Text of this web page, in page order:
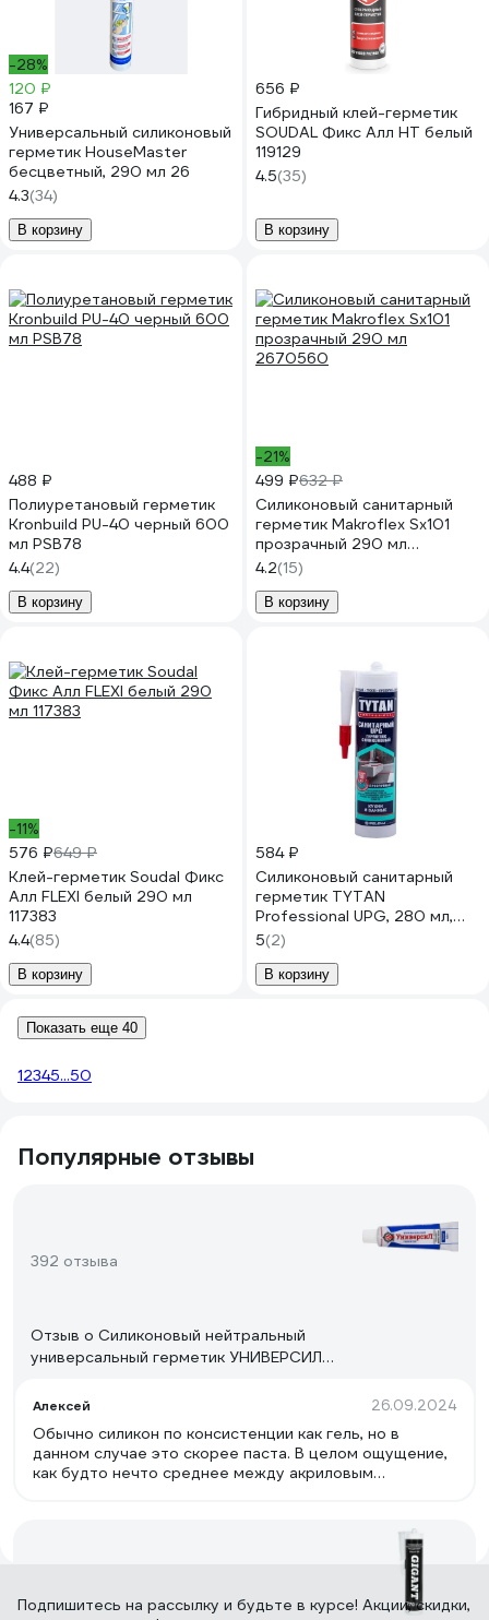
-28%
120 ₽
167 ₽
Универсальный силиконовый
герметик HouseMaster
бесцветный, 290 мл 26
4.3(34)
В корзину
656 ₽
Гибридный клей-герметик
SOUDAL Фикс Алл НТ белый
119129
4.5(35)
В корзину
488 ₽
Полиуретановый герметик
Kronbuild PU-40 черный 600
мл PSB78
4.4(22)
В корзину
-21%
499 ₽632 ₽
Силиконовый санитарный
герметик Makroflex Sх101
прозрачный 290 мл
2670560
4.2(15)
В корзину
-11%
576 ₽649 ₽
Клей-герметик Soudal Фикс
Алл FLEXI белый 290 мл
117383
4.4(85)
В корзину
584 ₽
Силиконовый санитарный
герметик TYTAN
Professional UPG, 280 мл,
прозрачный 229543
5(2)
В корзину
Показать еще 40
12345...50
Популярные отзывы
392 отзыва
Отзыв о Силиконовый нейтральный
универсальный герметик УНИВЕРСИЛ
Алексей 26.09.2024
Обычно силикон по консистенции как гель, но в
данном случае это скорее паста. В целом ощущение,
как будто нечто среднее между акриловым
(чуть хуже классического силикона), к фанере -
хорошо, к канцелярскому лезвию прилип вообще
использования на схемах надо ставить отдельный
Подпишитесь на рассылку и будьте в курсе! Акции, скидки,